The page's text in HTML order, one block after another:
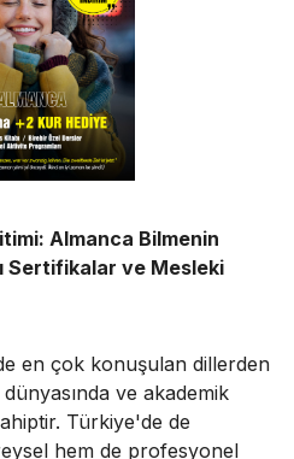
Almanca Bilmenin
Sertifikalar ve Mesleki
en çok konuşulan dillerden
dünyasında ve akademik
Türkiye'de de
hem de profesyonel